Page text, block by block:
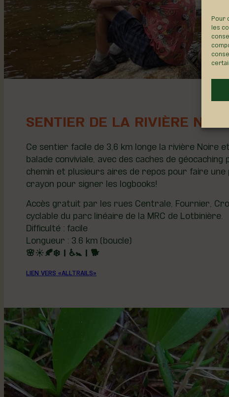
Pour
les
SENTIER DE LA RIVIÈRE NOIRE
Ce sentier facile de 3,6 km longe la rivière Noire
balade conviviale, avec des caches de géocaching
chemin et plusieurs aires de repos pour faire une
crayon pour signer les logbooks!
Accès gratuit par les rues Centrale, Fournier,
cyclable du parc linéaire de la MRC de Lotbinière.
Difficulté : facile
Longueur : 3.6 km (boucle)
🌸☀️🍂❄️ | ♿🚼 | 🐕
LIEN VERS «ALLTRAILS»